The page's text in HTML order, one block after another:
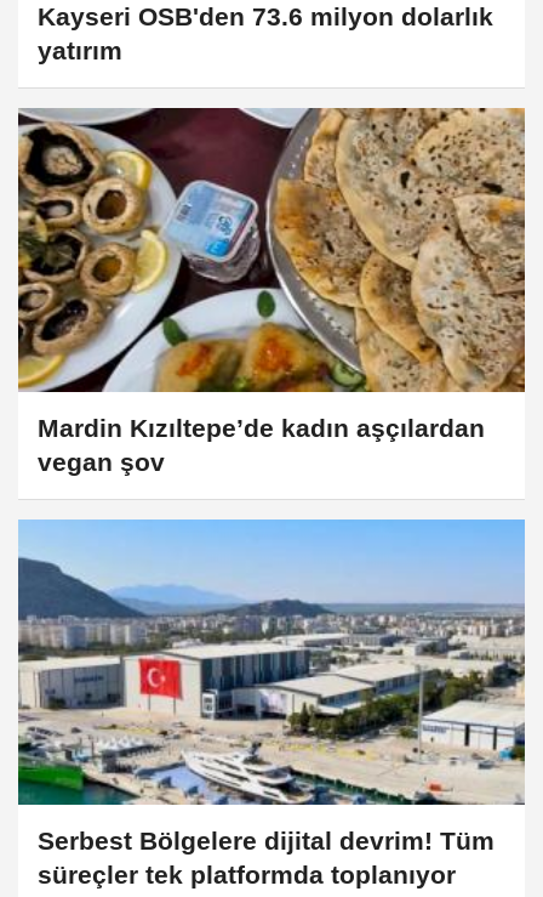
Kayseri OSB'den 73.6 milyon dolarlık
yatırım
Mardin Kızıltepe’de kadın aşçılardan
vegan şov
Serbest Bölgelere dijital devrim! Tüm
süreçler tek platformda toplanıyor